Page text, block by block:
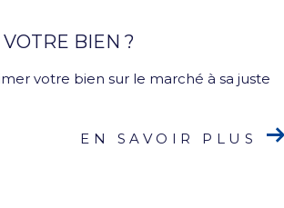
BIEN ?
votre bien sur le marché à sa juste
EN SAVOIR PLUS